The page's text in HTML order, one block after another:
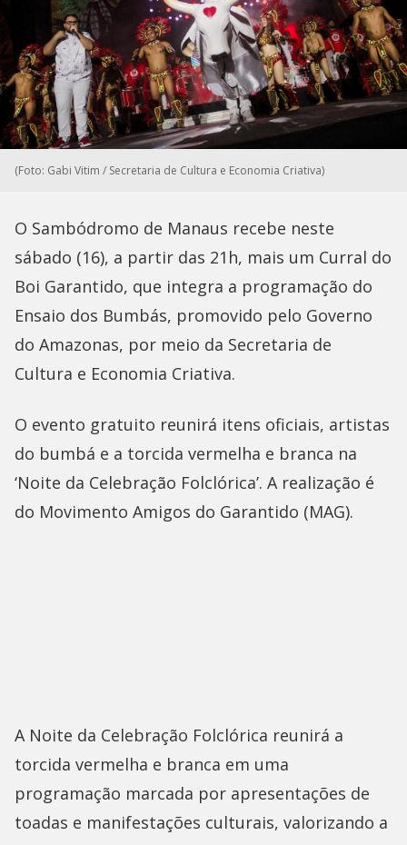
(Foto: Gabi Vitim / Secretaria de Cultura e Economia Criativa)
O Sambódromo de Manaus recebe neste
sábado (16), a partir das 21h, mais um Curral do
Boi Garantido, que integra a programação do
Ensaio dos Bumbás, promovido pelo Governo
do Amazonas, por meio da Secretaria de
Cultura e Economia Criativa.
O evento gratuito reunirá itens oficiais, artistas
do bumbá e a torcida vermelha e branca na
‘Noite da Celebração Folclórica’. A realização é
do Movimento Amigos do Garantido (MAG).
A Noite da Celebração Folclórica reunirá a
torcida vermelha e branca em uma
programação marcada por apresentações de
toadas e manifestações culturais, valorizando a